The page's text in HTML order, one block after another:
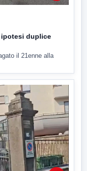
ipotesi duplice
il 21enne alla